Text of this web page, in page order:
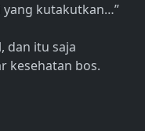
yang kutakutkan…”
dan itu saja
kesehatan bos.